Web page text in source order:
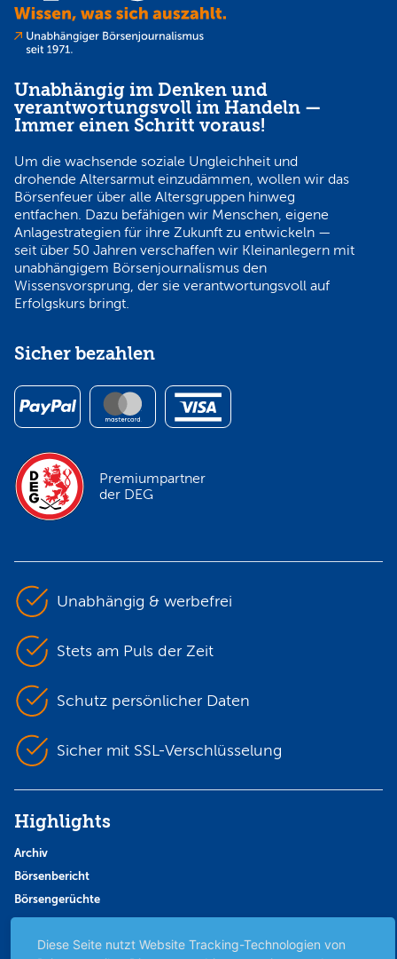
Unabhängig im Denken und
verantwortungsvoll im Handeln —
Immer einen Schritt voraus!
Um die wachsende soziale Ungleichheit und
drohende Altersarmut einzudämmen, wollen wir das
Börsenfeuer über alle Altersgruppen hinweg
entfachen. Dazu befähigen wir Menschen, eigene
Anlagestrategien für ihre Zukunft zu entwickeln —
seit über 50 Jahren verschaffen wir Kleinanlegern mit
unabhängigem Börsenjournalismus den
Wissensvorsprung, der sie verantwortungsvoll auf
Erfolgskurs bringt.
Sicher bezahlen
Premiumpartner
der DEG
Unabhängig & werbefrei
Stets am Puls der Zeit
Schutz persönlicher Daten
Sicher mit SSL-Verschlüsselung
Highlights
Archiv
Börsenbericht
Börsengerüchte
Börsennews
Diese Seite nutzt Website Tracking-Technologien von